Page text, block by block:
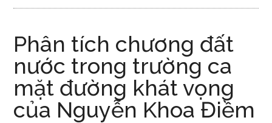
Phân tích chương đất
nước trong trường ca
mặt đường khát vọng
của Nguyễn Khoa Điềm